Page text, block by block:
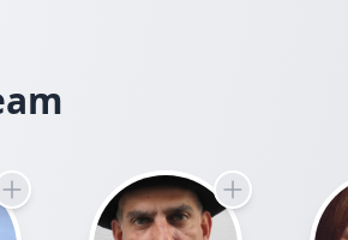
Frédéric Balmès, Inés María